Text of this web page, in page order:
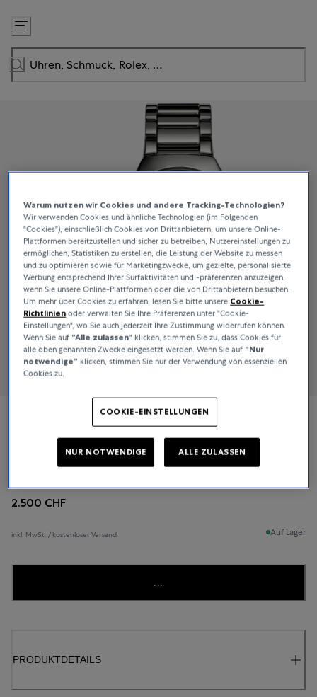
Zum
Inhalt
springen
True Thinline
2.500 CHF
inkl. MwSt. / kostenloser Versand Auf Lager
...
PRODUKTDETAILS
Warum nutzen wir Cookies und andere Tracking-Technologien?
Wir verwenden Cookies und ähnliche Technologien (im Folgenden
"Cookies"), einschließlich Cookies von Drittanbietern, um unsere Online-
Plattformen bereitzustellen und sicher zu betreiben, Nutzereinstellungen zu
ermöglichen, Statistiken zu erstellen, die Leistung der Website zu messen
und zu optimieren sowie für Marketingzwecke, um gezielte, personalisierte
Werbung entsprechend Ihrer Surfaktivitäten und -präferenzen anzuzeigen,
wenn Sie unsere Online-Plattformen oder die von Drittanbietern besuchen.
Um mehr über Cookies zu erfahren, lesen Sie bitte unsere Cookie-
Richtlinien oder verwalten Sie Ihre Präferenzen unter "Cookie-
Einstellungen", wo Sie auch jederzeit Ihre Zustimmung widerrufen können.
Wenn Sie auf “Alle zulassen“ klicken, stimmen Sie zu, dass Cookies für
alle oben genannten Zwecke eingesetzt werden. Wenn Sie auf “Nur
notwendige” klicken, stimmen Sie nur der Verwendung von essenziellen
Cookies zu.
COOKIE-EINSTELLUNGEN
NUR NOTWENDIGE ALLE ZULASSEN